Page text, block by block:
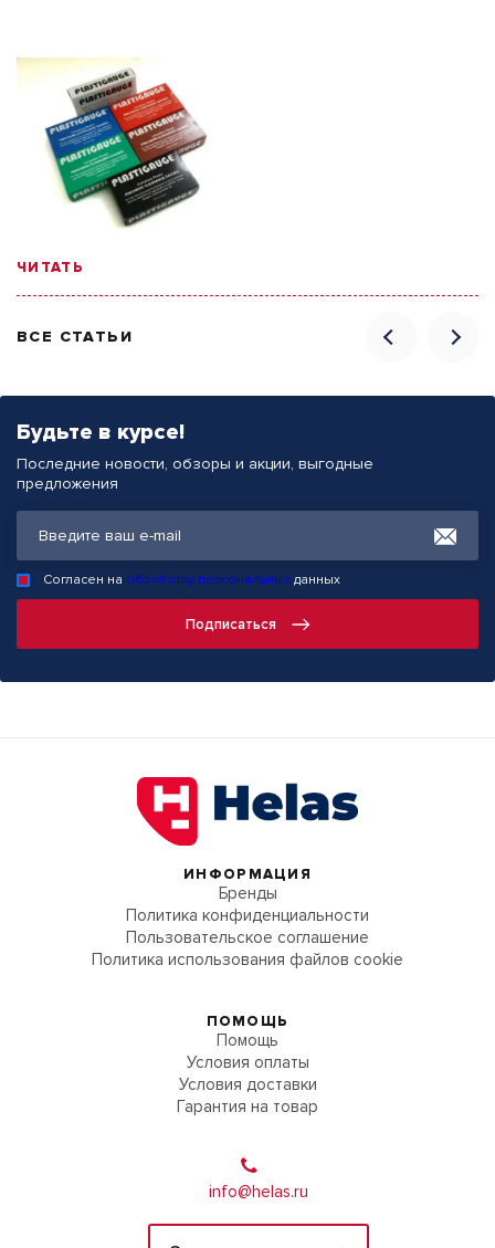
ВСЕ СТАТЬИ
ЧИТАТЬ
Будьте в курсе!
Последние новости, обзоры и акции, выгодные
предложения
Подписаться
Согласен на обработку персональных данных
ИНФОРМАЦИЯ
Бренды
Политика конфиденциальности
Пользовательское соглашение
Политика использования файлов cookie
ПОМОЩЬ
Помощь
Условия оплаты
Условия доставки
Гарантия на товар
info@helas.ru